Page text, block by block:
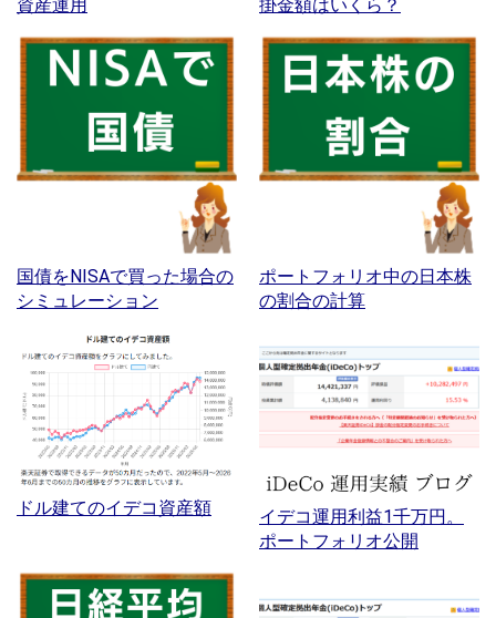
資産運用
掛金額はいくら？
国債をNISAで買った場合の
シミュレーション
ポートフォリオ中の日本株
の割合の計算
ドル建てのイデコ資産額
イデコ運用利益1千万円。
ポートフォリオ公開